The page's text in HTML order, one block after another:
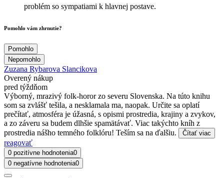
problém so sympatiami k hlavnej postave.
Pomohlo vám zhrnutie?
Pomohlo
Nepomohlo
Zuzana Rybarova Slancikova
Overený nákup
pred týždňom
Výborný, mrazivý folk-horor zo severu Slovenska. Na túto knihu
som sa zvlášť tešila, a nesklamala ma, naopak. Určite sa oplatí
prečítať, atmosféra je úžasná, s opismi prostredia, krajiny a zvykov,
a zo záveru sa budem dlhšie spamätávať. Viac takýchto kníh z
prostredia nášho temného folklóru! Teším sa na ďalšiu.
Čítať viac
reagovať
0 pozitívne hodnotenia0
0 negatívne hodnotenia0